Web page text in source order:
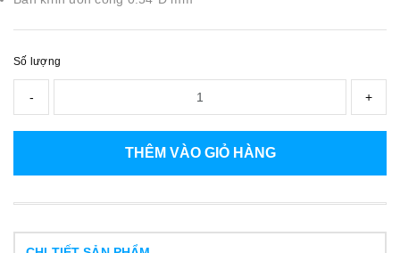
Số lượng
- +
THÊM VÀO GIỎ HÀNG